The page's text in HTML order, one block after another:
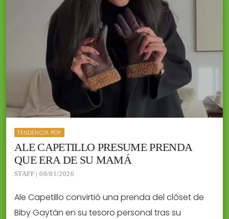
TENDENCIA POP
ALE CAPETILLO PRESUME PRENDA
QUE ERA DE SU MAMÁ
STAFF | 08/01/2026
Ale Capetillo convirtió una prenda del clóset de
Biby Gaytán en su tesoro personal tras su